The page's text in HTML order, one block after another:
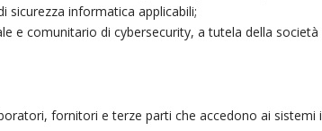
sicurezza informatica applicabili;
e comunitario di cybersecurity, a tutela della
fornitori e terze parti che accedono ai sistemi